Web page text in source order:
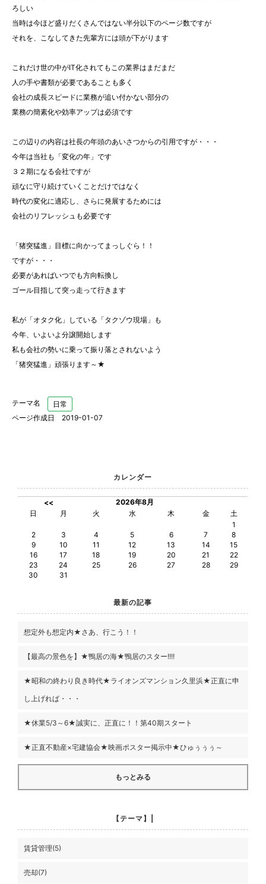
ろしい
当時は今ほど盛りだくさんではない半分以下のページ数ですが
それを、こなしてきた先輩方には頭が下がります
これだけ世の中がIT化されてもこの業界はまだまだ
人の手や書類が必要であることも多く
会社の成長スピードに業務が追い付かない部分の
業務の簡素化や効率アップは必須です
この辺りの内容は社長の年頭のあいさつからの引用ですが・・・
今年は当社も「変化の年」です
３２期になる会社ですが
頑なに守り続けていくことだけではなく
時代の変化に適応し、さらに発展するためには
会社のリフレッシュも必要です
「猪突猛進」目標に向かってまっしぐら！！
ですが・・・
必要があればいつでも方向転換し
ゴール目指して突っ走って行きます
私が「オタク化」している「タクゾウ現場」も
今年、いよいよ分譲開始します
私も会社の勢いに乗って振り落とされないよう
「猪突猛進」頑張ります～★
テーマ名
日常
ページ作成日 2019-01-07
カレンダー
<<
2026年8月
日
月 火 水 木 金
土
1
2
3 4 5 6 7
8
9
10 11 12 13 14
15
16
17 18 19 20 21
22
23
24 25 26 27 28
29
30
31
最新の記事
想定外も想定内★さあ、行こう！！
【最高の景色を】★鴨居の海★鴨居のスター!!!!
★昭和の終わり良き時代★ライオンズマンション久里浜★正直に申
し上げれば・・・
★休業5/3～6★誠実に、正直に！！第40期スタート
★正直不動産×宅建協会★映画ポスター掲示中★ひゅぅぅぅ～
もっとみる
【テーマ】|
賃貸管理(5)
売却(7)